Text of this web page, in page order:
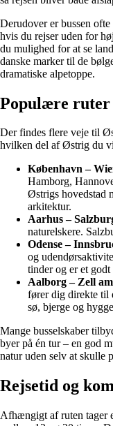
Derudover er bussen
hvis du rejser uden for
du mulighed for at se
danske marker til de
dramatiske alpetoppe.
Populære
Der findes flere veje til
hvilken del af Østrig du
København –
Hamborg,
Østrigs hovedstad
arkitektur.
Aarhus –
naturelskere.
Odense –
og
tinder og er et
Aalborg – Zell am
fører dig direkte til
sø, bjerge og
Mange busselskaber
byer på én tur – en god
natur uden selv at skulle
Rejsetid og
Afhængigt af ruten tager